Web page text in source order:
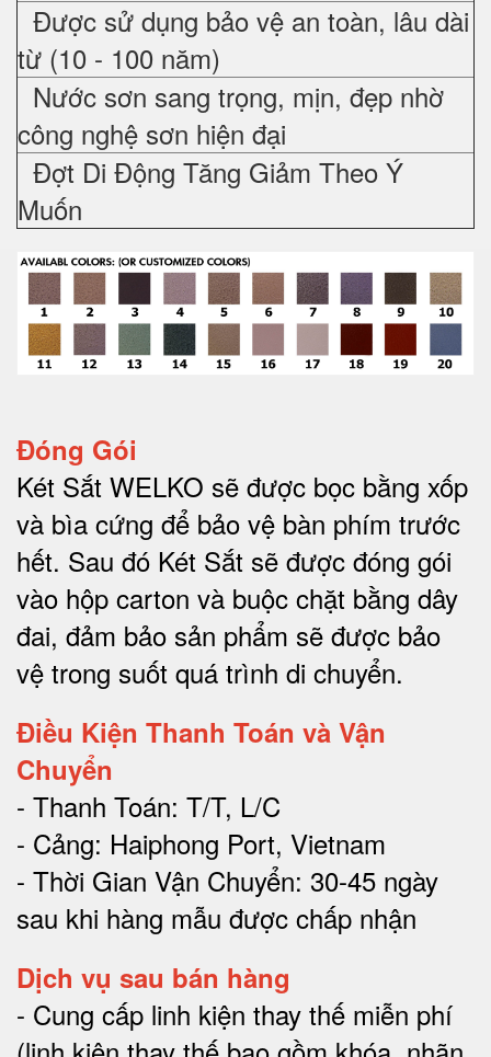
Được sử dụng bảo vệ an toàn, lâu dài
từ (10 - 100 năm)
Nước sơn sang trọng, mịn, đẹp nhờ
công nghệ sơn hiện đại
Đợt Di Động Tăng Giảm Theo Ý
Muốn
Đóng Gói
Két Sắt WELKO sẽ được bọc bằng xốp
và bìa cứng để bảo vệ bàn phím trước
hết. Sau đó Két Sắt sẽ được đóng gói
vào hộp carton và buộc chặt bằng dây
đai, đảm bảo sản phẩm sẽ được bảo
vệ trong suốt quá trình di chuyển.
Điều Kiện Thanh Toán và Vận
Chuyển
- Thanh Toán: T/T, L/C
- Cảng: Haiphong Port, Vietnam
- Thời Gian Vận Chuyển: 30-45 ngày
sau khi hàng mẫu được chấp nhận
Dịch vụ sau bán hàng
- Cung cấp linh kiện thay thế miễn phí